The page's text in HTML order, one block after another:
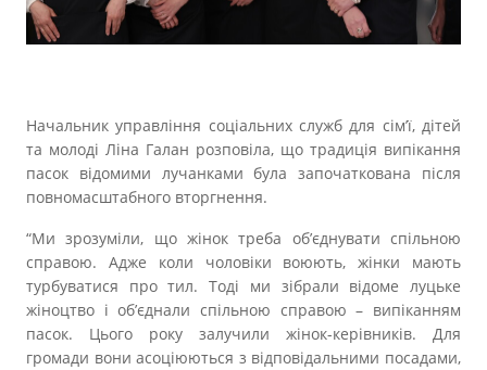
Начальник управління соціальних служб для сім’ї, дітей
та молоді Ліна Галан розповіла, що традиція випікання
пасок відомими лучанками була започаткована після
повномасштабного вторгнення.
“Ми зрозуміли, що жінок треба об’єднувати спільною
справою. Адже коли чоловіки воюють, жінки мають
турбуватися про тил. Тоді ми зібрали відоме луцьке
жіноцтво і об’єднали спільною справою – випіканням
пасок. Цього року залучили жінок-керівників. Для
громади вони асоціюються з відповідальними посадами,